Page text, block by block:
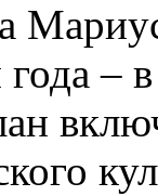
года –